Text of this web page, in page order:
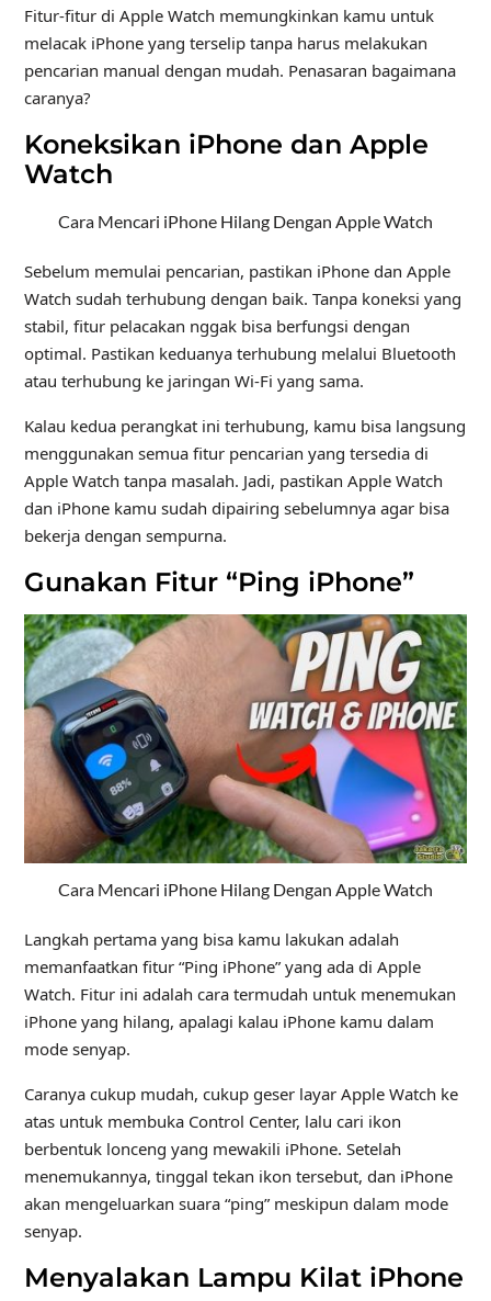
Fitur-fitur di Apple Watch memungkinkan kamu untuk
melacak iPhone yang terselip tanpa harus melakukan
pencarian manual dengan mudah. Penasaran bagaimana
caranya?
Koneksikan iPhone dan Apple
Watch
Cara Mencari iPhone Hilang Dengan Apple Watch
Sebelum memulai pencarian, pastikan iPhone dan Apple
Watch sudah terhubung dengan baik. Tanpa koneksi yang
stabil, fitur pelacakan nggak bisa berfungsi dengan
optimal. Pastikan keduanya terhubung melalui Bluetooth
atau terhubung ke jaringan Wi-Fi yang sama.
Kalau kedua perangkat ini terhubung, kamu bisa langsung
menggunakan semua fitur pencarian yang tersedia di
Apple Watch tanpa masalah. Jadi, pastikan Apple Watch
dan iPhone kamu sudah dipairing sebelumnya agar bisa
bekerja dengan sempurna.
Gunakan Fitur “Ping iPhone”
Cara Mencari iPhone Hilang Dengan Apple Watch
Langkah pertama yang bisa kamu lakukan adalah
memanfaatkan fitur “Ping iPhone” yang ada di Apple
Watch. Fitur ini adalah cara termudah untuk menemukan
iPhone yang hilang, apalagi kalau iPhone kamu dalam
mode senyap.
Caranya cukup mudah, cukup geser layar Apple Watch ke
atas untuk membuka Control Center, lalu cari ikon
berbentuk lonceng yang mewakili iPhone. Setelah
menemukannya, tinggal tekan ikon tersebut, dan iPhone
akan mengeluarkan suara “ping” meskipun dalam mode
senyap.
Menyalakan Lampu Kilat iPhone